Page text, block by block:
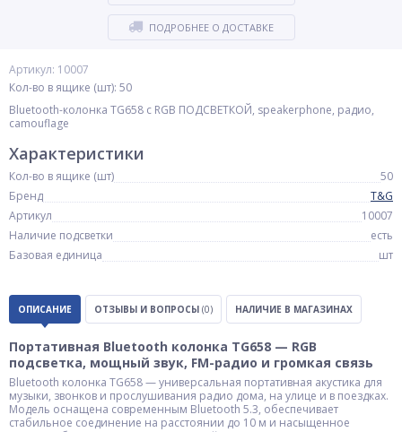
Артикул: 10007
Кол-во в ящике (шт): 50
Bluetooth-колонка TG658 с RGB ПОДСВЕТКОЙ, speakerphone, радио,
camouflage
ПОДРОБНЕЕ О ДОСТАВКЕ
Характеристики
Кол-во в ящике (шт)
50
Бренд
T&G
Артикул
10007
Наличие подсветки
есть
Базовая единица
шт
ОПИСАНИЕ ОТЗЫВЫ И ВОПРОСЫ (0) НАЛИЧИЕ В МАГАЗИНАХ
Портативная Bluetooth колонка TG658 — RGB
подсветка, мощный звук, FM-радио и громкая связь
Bluetooth колонка TG658 — универсальная портативная акустика для
музыки, звонков и прослушивания радио дома, на улице и в поездках.
Модель оснащена современным Bluetooth 5.3, обеспечивает
стабильное соединение на расстоянии до 10 м и насыщенное